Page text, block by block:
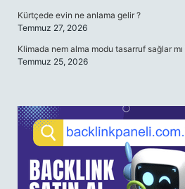
Kürtçede evin ne anlama gelir ?
Temmuz 27, 2026
Klimada nem alma modu tasarruf sağlar mı
Temmuz 25, 2026